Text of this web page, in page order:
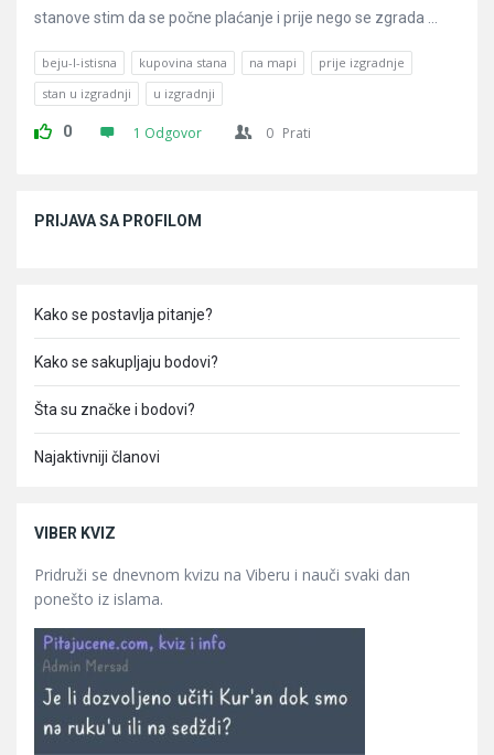
stanove stim da se počne plaćanje i prije nego se zgrada ...
beju-l-istisna kupovina stana na mapi
prije izgradnje
stan u izgradnji
u izgradnji
0 1 Odgovor 0 Prati
PRIJAVA SA PROFILOM
Kako se postavlja pitanje?
Kako se sakupljaju bodovi?
Šta su značke i bodovi?
Najaktivniji članovi
VIBER KVIZ
Pridruži se dnevnom kvizu na Viberu i nauči svaki dan
ponešto iz islama.